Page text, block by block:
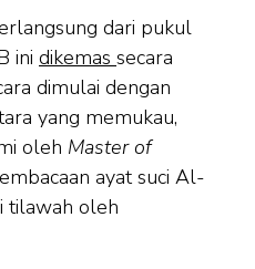
dari pukul
ini dikemas secara
dimulai dengan
yang memukau,
oleh Master of
ayat suci Al-
tilawah oleh